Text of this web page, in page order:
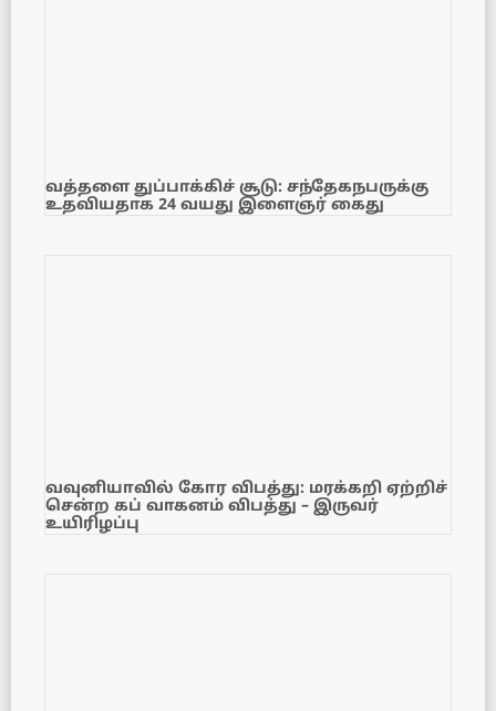
வத்தளை துப்பாக்கிச் சூடு: சந்தேகநபருக்கு
உதவியதாக 24 வயது இளைஞர் கைது
வவுனியாவில் கோர விபத்து: மரக்கறி ஏற்றிச்
சென்ற கப் வாகனம் விபத்து – இருவர்
உயிரிழப்பு